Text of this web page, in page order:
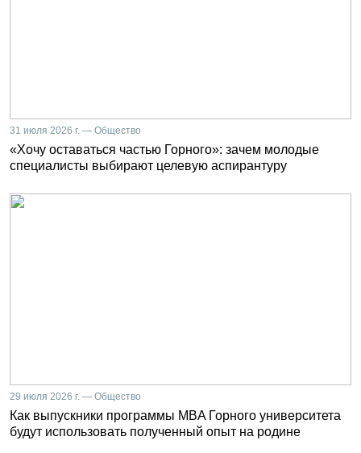
31 июля 2026 г. — Общество
«Хочу оставаться частью Горного»: зачем молодые
специалисты выбирают целевую аспирантуру
29 июля 2026 г. — Общество
Как выпускники программы MBA Горного университета
будут использовать полученный опыт на родине